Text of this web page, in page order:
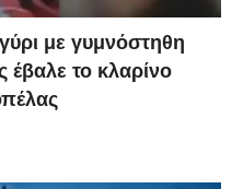
με γυμνόστηθη
έβαλε το κλαρίνο